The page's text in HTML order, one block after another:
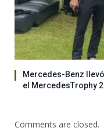
Mercedes-Benz
el MercedesTrophy
Comments are closed.